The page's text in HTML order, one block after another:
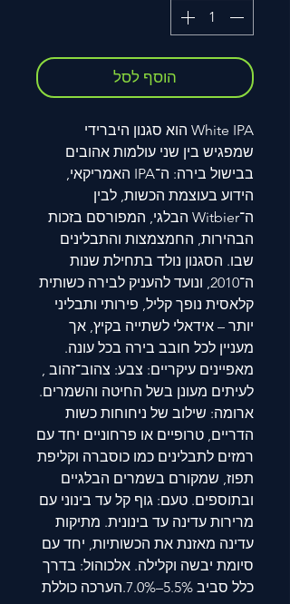
הוסף לסל
White IPA הוא סגנון היברידי
שמפגיש בין שני עולמות אהובים
בבישול בירה: ה־IPA האמריקאי,
הידוע בעוצמת הכשות, לבין
ה־Witbier הבלגי, המפורסם בזכות
הבהירות, החמצמצות והתבלינים
שבו. הסגנון נולד בתחילת שנות
ה־2010, ונועד להעניק לבירה כשותית
קלאסית נופך קליל, פירותי ותבליני
יותר – אידאלי לשתייה בקיץ, אך
מעניין לכל חובב בירה בכל עונה.
מאפיינים עיקריים: צבע: צהוב־זהוב ,
לעיתים מעונן בשל החיטה והשמרים.
ארומה: שילוב של ניחוחות כשות
הדריים, טרופיים או פרחוניים יחד עם
רמזים לתבלינים כמו כוסברה וקליפת
תפוז, שמקורם בשמרים הבלגיים
ובתוספים. טעם: גוף קל עד בינוני עם
מרירות עדינה עד בינונית. מתיקות
עדינה מאזנת את הכשותיות, יחד עם
סיומת יבשה וקלילה. אלכוהול: בדרך
כלל סביב 5.5%–7.0%.הערכה כוללת